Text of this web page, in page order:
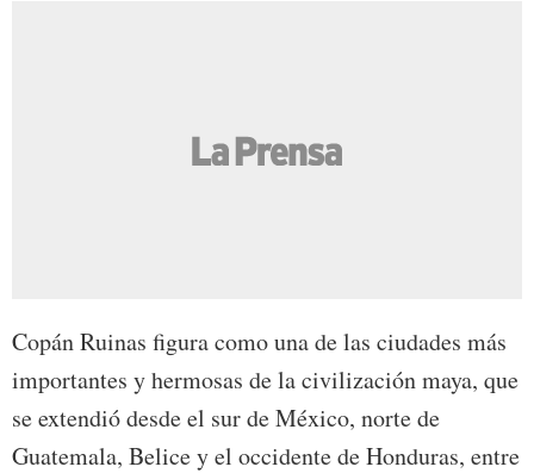
Copán Ruinas figura como una de las ciudades más
importantes y hermosas de la civilización maya, que
se extendió desde el sur de México, norte de
Guatemala, Belice y el occidente de Honduras, entre